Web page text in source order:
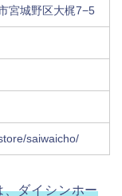
宮城野区大梶7−5
saiwaicho/
ダイシンホー